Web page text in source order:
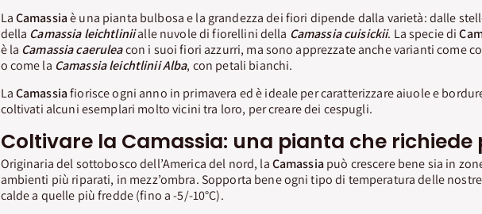
LaCamassiaè una pianta bulbosa e la grandezza dei fiori dipende dalla varietà: dalle
della Camassia leichtliniialle nuvole di fiorellini della Camassia cuisickii. La specie di
è la Camassia caeruleacon i suoi fiori azzurri, ma sono apprezzate anche varianti come
o come la Camassia leichtliniiAlba, con petali bianchi.
LaCamassiafiorisce ogni anno in primavera ed è ideale per caratterizzare aiuole e
coltivati alcuni esemplari molto vicini tra loro, per creare dei cespugli.
Coltivare la Camassia: una pianta che richiede
Originaria del sottobosco dell’America del nord, laCamassia può crescere bene sia in
ambienti più riparati, in mezz’ombra. Sopporta bene ogni tipo di temperatura delle
calde a quelle più fredde (fino a -5/-10°C).